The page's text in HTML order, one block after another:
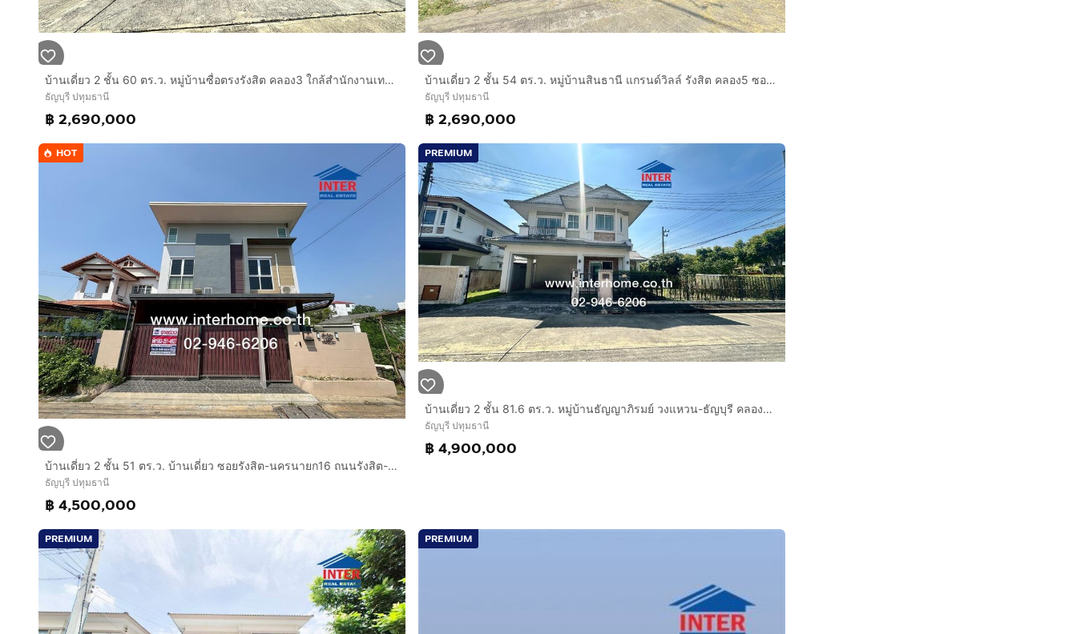
บ้านเดี่ยว 2 ชั้น 60 ตร.ว. หมู่บ้านซื่อตรงรังสิต คลอง3 ใกล้สำนักงานเทศบาลเมืองบึงยี่โถ ถนนรังสิต-นครนายก ธัญบุรี ปทุมธานี
ธัญบุรี ปทุมธานี
฿ 2,690,000
บ้านเดี่ยว 2 ชั้น 54 ตร.ว. หมู่บ้านสินธานี แกรนด์วิลล์ รังสิต คลอง5 ซอยสินธานี ซอย35 ถนนกาญจนาภิเษก ถนนเลียบด่วนลำลูกกา ธัญบุรี ปทุมธานี
ธัญบุรี ปทุมธานี
฿ 2,690,000
HOT
บ้านเดี่ยว 2 ชั้น 51 ตร.ว. บ้านเดี่ยว ซอยรังสิต-นครนายก16 ถนนรังสิต-นครนายก ธัญบุรี ปทุมธานี
ธัญบุรี ปทุมธานี
฿ 4,500,000
PREMIUM
บ้านเดี่ยว 2 ชั้น 81.6 ตร.ว. หมู่บ้านธัญญาภิรมย์ วงแหวน-ธัญบุรี คลอง5 ถนนรังสิต-นครนายก ธัญบุรี ปทุมธานี
ธัญบุรี ปทุมธานี
฿ 4,900,000
PREMIUM PREMIUM